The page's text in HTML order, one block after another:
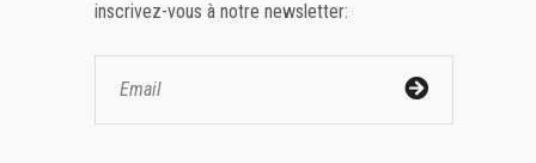
inscrivez-vous à notre newsletter: